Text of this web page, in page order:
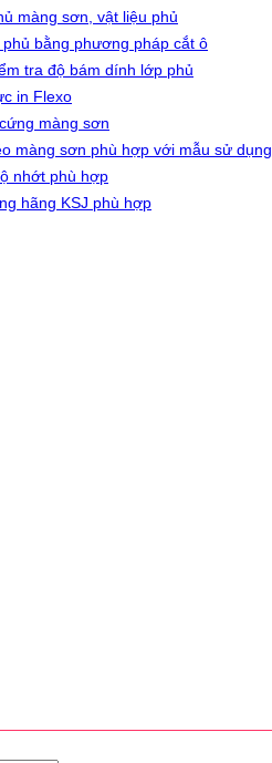
màng sơn, vật liệu phủ
bằng phương pháp cắt ô
tra độ bám dính lớp phủ
in Flexo
màng sơn
màng sơn phù hợp với mẫu sử dụng
nhớt phù hợp
hãng KSJ phù hợp